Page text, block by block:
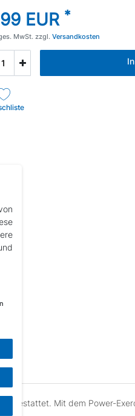
EUR *
MwSt. zzgl. Versandkosten
Mit dem Power-